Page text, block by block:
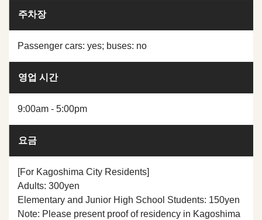
주차장
Passenger cars: yes; buses: no
영업 시간
9:00am - 5:00pm
요금
[For Kagoshima City Residents]
Adults: 300yen
Elementary and Junior High School Students: 150yen
Note: Please present proof of residency in Kagoshima